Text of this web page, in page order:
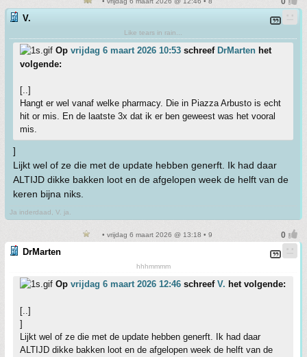
V.
Like tears in rain...
Op vrijdag 6 maart 2026 10:53 schreef DrMarten het
volgende:
[..]
Hangt er wel vanaf welke pharmacy. Die in Piazza Arbusto is echt
hit or mis. En de laatste 3x dat ik er ben geweest was het vooral
mis.
]
Lijkt wel of ze die met de update hebben generft. Ik had daar
ALTIJD dikke bakken loot en de afgelopen week de helft van de
keren bijna niks.
Ja inderdaad, V. ja.
• vrijdag 6 maart 2026 @ 13:18 • 9
DrMarten
hhhmmmm
Op vrijdag 6 maart 2026 12:46 schreef V. het volgende:
[..]
]
Lijkt wel of ze die met de update hebben generft. Ik had daar
ALTIJD dikke bakken loot en de afgelopen week de helft van de